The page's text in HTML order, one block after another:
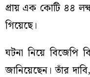
প্রায় এক কোটি ৪৪
গিয়েছে।
ঘটনা নিয়ে বিজেপি
জানিয়েছেন। তাঁর